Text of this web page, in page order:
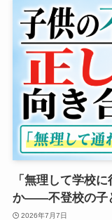
「無理して学校
か——不登校の子
2026年7月7日